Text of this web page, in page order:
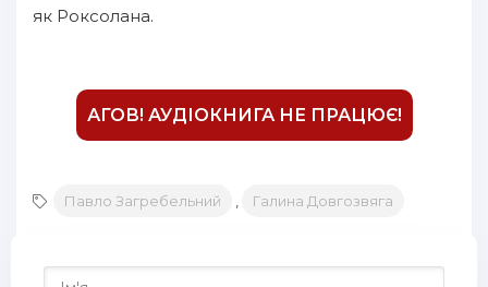
20
25
27
як Роксолана.
АГОВ! АУДІОКНИГА НЕ ПРАЦЮЄ!
Павло Загребельний Галина Довгозвяга